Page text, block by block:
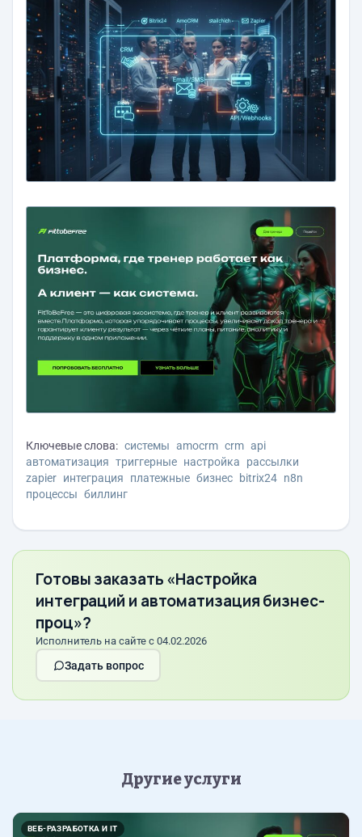
Ключевые слова: системы amocrm crm api
автоматизация триггерные настройка
рассылки
zapier интеграция платежные бизнес bitrix24 n8n
процессы биллинг
Готовы заказать «Настройка
интеграций и автоматизация бизнес-
проц»?
Исполнитель на сайте с 04.02.2026
Задать вопрос
Другие услуги
ВЕБ-РАЗРАБОТКА И IT
Назад